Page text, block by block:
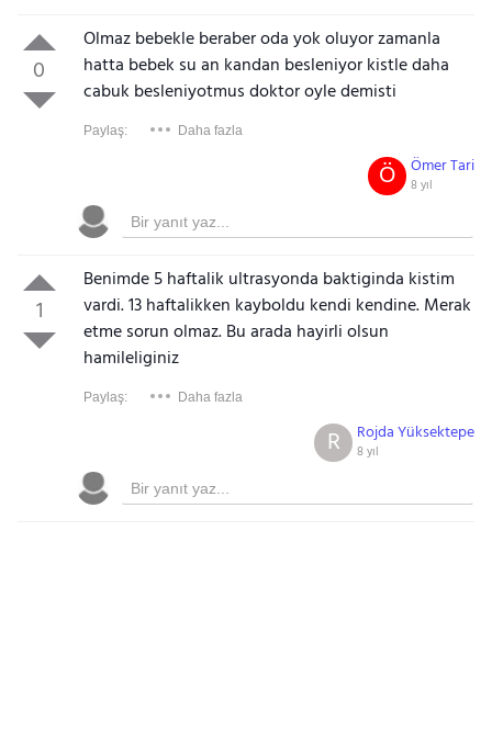
0
Olmaz bebekle beraber oda yok oluyor zamanla
hatta bebek su an kandan besleniyor kistle daha
cabuk besleniyotmus doktor oyle demisti
Paylaş: Daha fazla
Ömer Tari
8 yıl
Ö
1
Benimde 5 haftalik ultrasyonda baktiginda kistim
vardi. 13 haftalikken kayboldu kendi kendine. Merak
etme sorun olmaz. Bu arada hayirli olsun
hamileliginiz
Paylaş: Daha fazla
Rojda Yüksektepe
8 yıl
R